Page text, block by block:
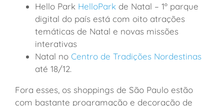
Hello Park HelloPark de Natal – 1º parque
digital do país está com oito atrações
temáticas de Natal e novas missões
interativas
Natal no Centro de Tradições Nordestinas
até 18/12.
Fora esses, os shoppings de São Paulo estão
com bastante programação e decoração de